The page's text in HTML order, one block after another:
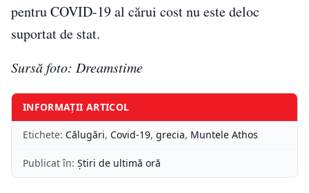
pentru COVID-19 al cărui cost nu este deloc
suportat de stat.
Sursă foto: Dreamstime
INFORMAȚII ARTICOL
Etichete: Călugări, Covid-19, grecia, Muntele Athos
Publicat în: Știri de ultimă oră